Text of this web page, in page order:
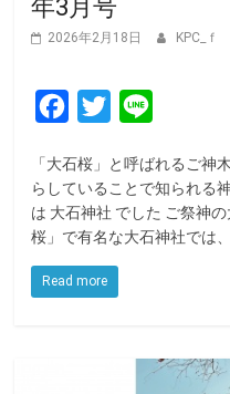
年3月号
2026年2月18日 KPC_ｆ
c
e
b
o
T
i
t
t
e
n
e
「大石桜」と呼ばれるご神
らしていることで知られる
は 大石神社 でした ご祭神
桜」で有名な大石神社では
Read more